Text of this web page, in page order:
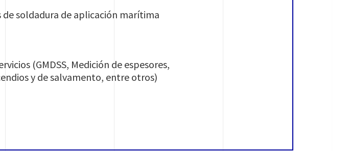
soldadura de aplicación marítima
(GMDSS, Medición de espesores,
y de salvamento, entre otros)